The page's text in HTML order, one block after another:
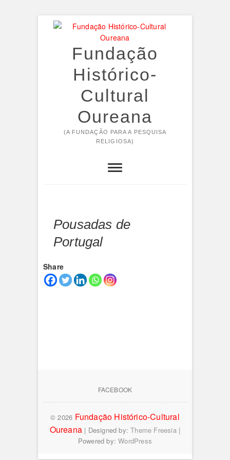
Fundação
Histórico-
Cultural
Oureana
(A FUNDAÇÃO PARA A PESQUISA
RELIGIOSA)
Pousadas de
Portugal
Share
FACEBOOK
© 2026 Fundação Histórico-Cultural
Oureana | Designed by:Theme Freesia|
Powered by:WordPress